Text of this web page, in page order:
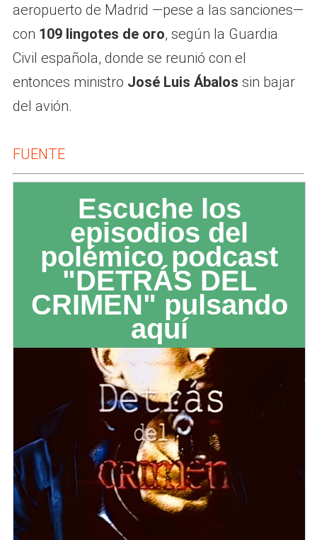
aeropuerto de Madrid —pese a las sanciones—
con 109 lingotes de oro, según la Guardia
Civil española, donde se reunió con el
entonces ministro José Luis Ábalos sin bajar
del avión.
FUENTE
Escuche los
episodios del
polémico podcast
"DETRÁS DEL
CRIMEN" pulsando
aquí